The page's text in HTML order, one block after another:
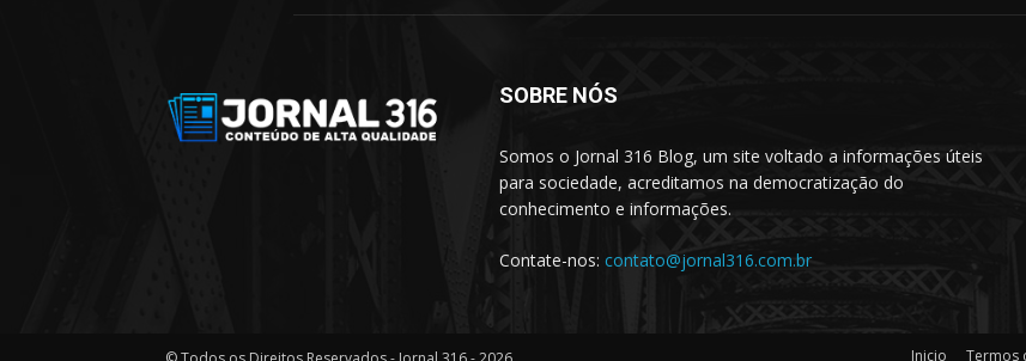
SOBRE NÓS
Somos o Jornal 316 Blog, um site voltado a informações úteis
para sociedade, acreditamos na democratização do
conhecimento e informações.
Contate-nos: contato@jornal316.com.br
Inicio Termos